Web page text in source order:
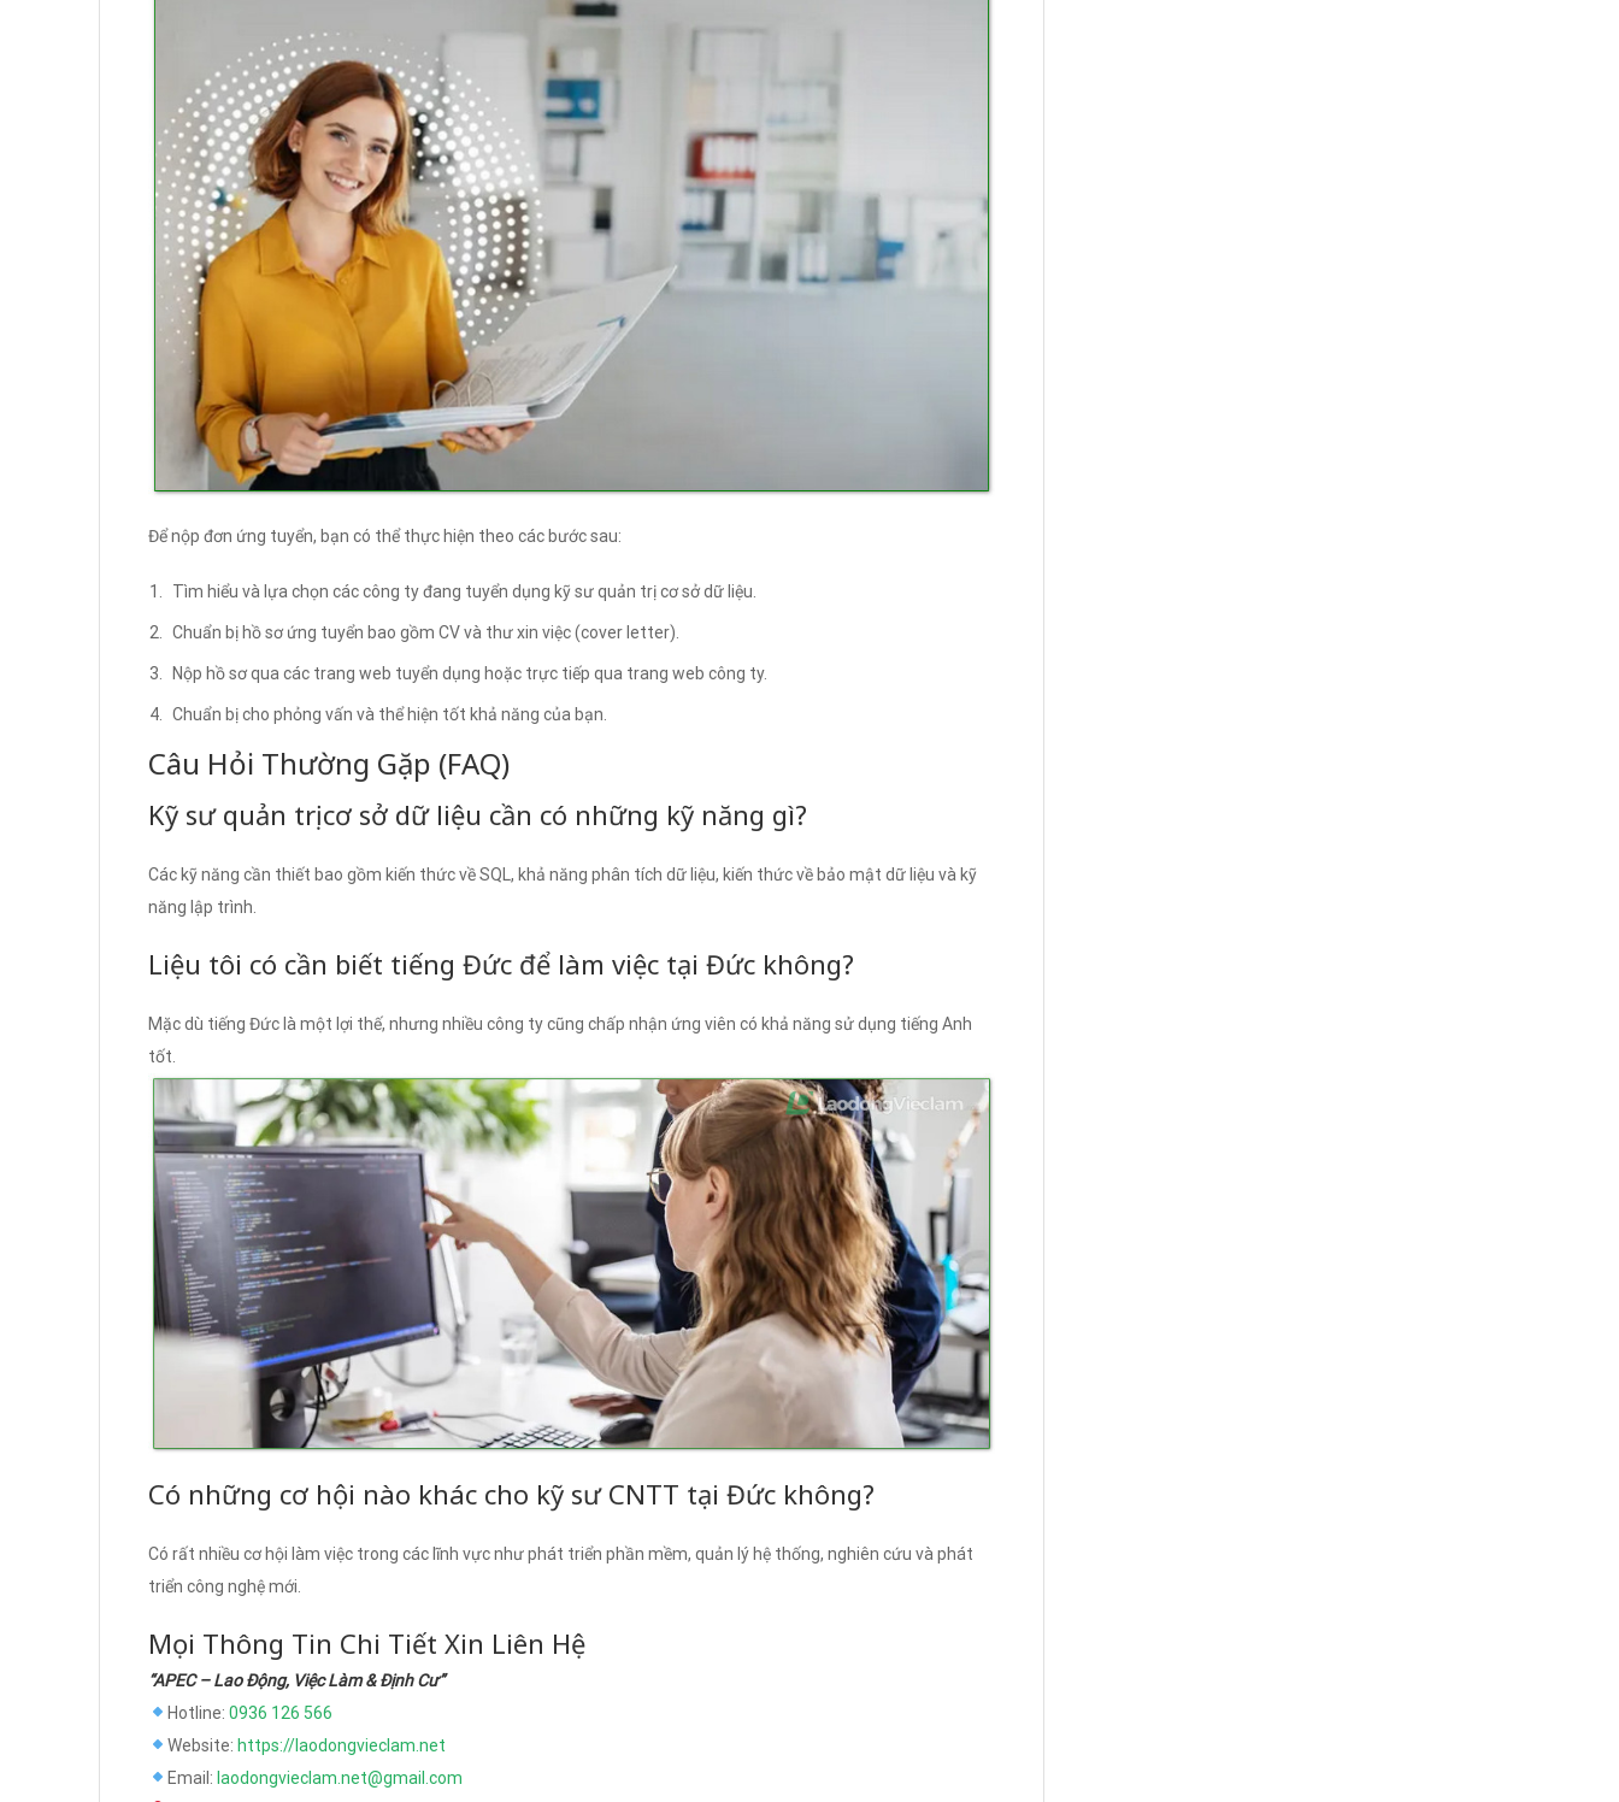
Để nộp đơn ứng tuyển, bạn có thể thực hiện theo các bước sau:
Tìm hiểu và lựa chọn các công ty đang tuyển dụng kỹ sư quản trị cơ sở dữ liệu.
Chuẩn bị hồ sơ ứng tuyển bao gồm CV và thư xin việc (cover letter).
Nộp hồ sơ qua các trang web tuyển dụng hoặc trực tiếp qua trang web công ty.
Chuẩn bị cho phỏng vấn và thể hiện tốt khả năng của bạn.
Câu Hỏi Thường Gặp (FAQ)
Kỹ sư quản trị cơ sở dữ liệu cần có những kỹ năng gì?
Các kỹ năng cần thiết bao gồm kiến thức về SQL, khả năng phân tích dữ liệu, kiến thức về bảo mật dữ liệu và kỹ
năng lập trình.
Liệu tôi có cần biết tiếng Đức để làm việc tại Đức không?
Mặc dù tiếng Đức là một lợi thế, nhưng nhiều công ty cũng chấp nhận ứng viên có khả năng sử dụng tiếng Anh
tốt.
Có những cơ hội nào khác cho kỹ sư CNTT tại Đức không?
Có rất nhiều cơ hội làm việc trong các lĩnh vực như phát triển phần mềm, quản lý hệ thống, nghiên cứu và phát
triển công nghệ mới.
Mọi Thông Tin Chi Tiết Xin Liên Hệ
“APEC – Lao Động, Việc Làm & Định Cư”
Hotline: 0936 126 566
Website: https://laodongvieclam.net
Email: laodongvieclam.net@gmail.com